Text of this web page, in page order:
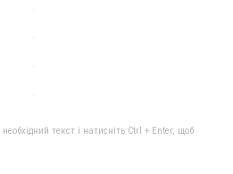
текст і натисніть Ctrl + Enter, щоб